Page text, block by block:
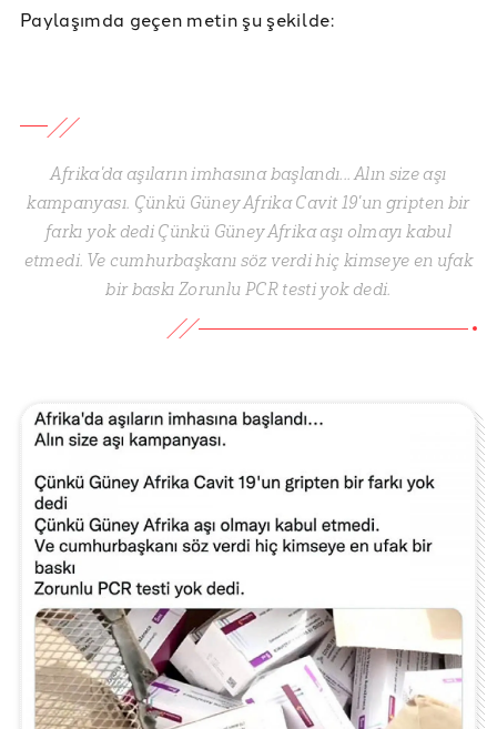
Paylaşımda geçen metin şu şekilde:
Afrika'da aşıların imhasına başlandı... Alın size aşı
kampanyası. Çünkü Güney Afrika Cavit 19'un gripten bir
farkı yok dedi Çünkü Güney Afrika aşı olmayı kabul
etmedi. Ve cumhurbaşkanı söz verdi hiç kimseye en ufak
bir baskı Zorunlu PCR testi yok dedi.